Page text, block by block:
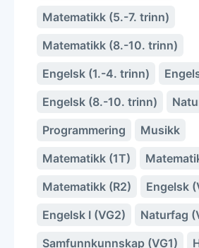
Matematikk (5.-7. trinn)
Matematikk (8.-10. trinn)
Engelsk (1.-4. trinn)
Engelsk (8.-10. trinn)
Programmering
Musikk
Matematikk (1T)
Matematikk (R2)
Engelsk
Engelsk I (VG2)
Naturfag
Samfunnkunnskap (VG1)